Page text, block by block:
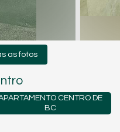
as fotos
CENTRO DE
BC